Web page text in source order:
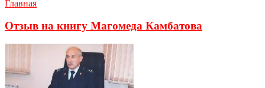
Главная
Отзыв на книгу Магомеда Камбатова